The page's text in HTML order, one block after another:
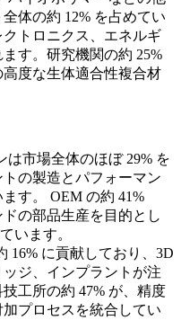
体の約 12% を占めてい
トロニクス、エネルギ
す。研究機関の約 25%
度な生体適合性複合材
は市場全体のほぼ 29% を
の製造とパフォーマン
す。 OEM の約 41%
の部品生産を目的とし
います。
16% に貢献しており、3D
ジ、インプラントが注
工所の約 47% が、精度
プロセスを統合してい